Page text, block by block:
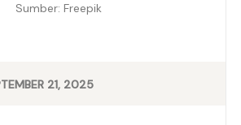
Sumber: Freepik
21, 2025